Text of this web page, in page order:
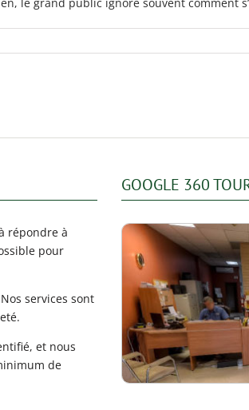
répondre à
pour
services sont
et nous
de
GOOGLE 360